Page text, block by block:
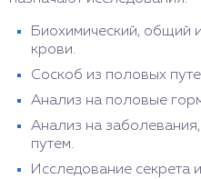
Биохимический, общий
крови.
Соскоб из половых
Анализ на половые
Анализ на
путем.
Исследование секрета